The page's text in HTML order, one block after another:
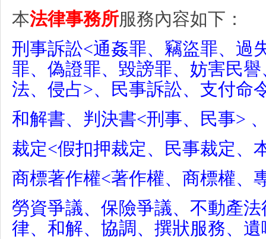
本法律事務所服務內容如下：
刑事訴訟<通姦罪、竊盜罪、過
罪、偽證罪、 毀謗罪、妨害民
法、侵占>、民事訴訟、支付命
和解書、判決書<刑事、民事>
裁定<假扣押裁定、民事裁定、
商標著作權<著作權、商標權、
勞資爭議、保險爭議、不動產
律、和解、協調、撰狀服務、